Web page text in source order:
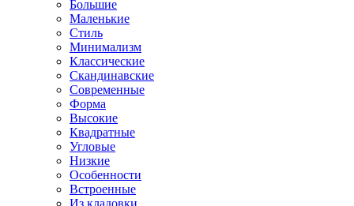
Большие
Маленькие
Стиль
Минимализм
Классические
Скандинавские
Современные
Форма
Высокие
Квадратные
Угловые
Низкие
Особенности
Встроенные
Из кладовки